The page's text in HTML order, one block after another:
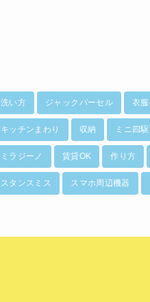
洗い方 ジャックパーセル 衣
キッチンまわり 収納 ミニ四駆
ミラジーノ 賃貸OK 作り方
スタンスミス スマホ周辺機器